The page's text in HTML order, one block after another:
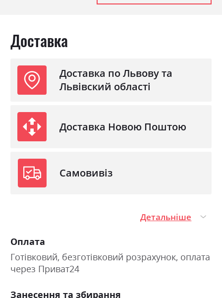
Доставка
Доставка по Львову та
Львівский області
Доставка Новою Поштою
Самовивіз
Детальніше
Оплата
Готівковий, безготівковий розрахунок, оплата
через Приват24
Занесення та збирання